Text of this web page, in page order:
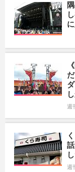
週
週